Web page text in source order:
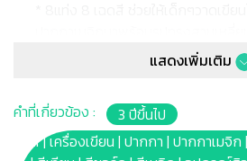
ไม่หลุดลื่นง่ายเหมือนแท่งกลม แล้วยัง
จากเสื้อผ้าที่ซักได้
* หากเลอะเสื้อผ้า ควรซักทันทีที่เลอะด้
แสดงเพิ่มเติม
คำที่เกี่ยวข้อง :
3 ปีขึ้นไป
สี | เครื่องเขียน | ปากกา | ปากกาเมจิ